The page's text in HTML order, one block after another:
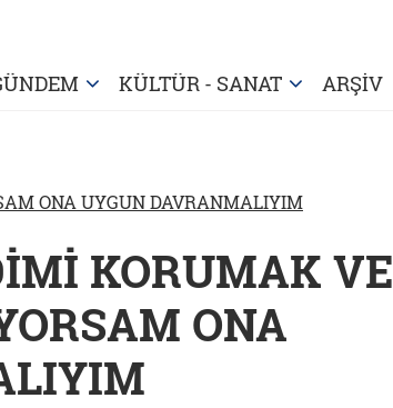
KÜLTÜR - SANAT ARŞİV
ONA UYGUN DAVRANMALIYIM
KORUMAK VE
ONA